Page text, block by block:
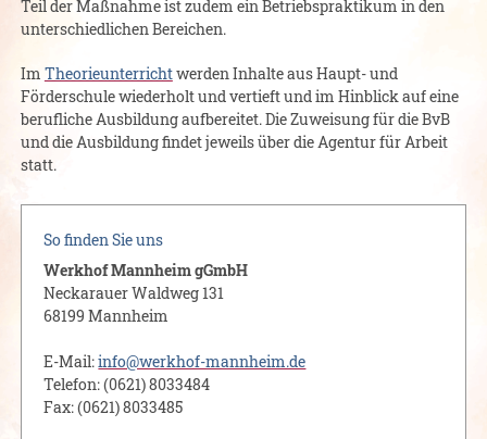
Teil der Maßnahme ist zudem ein Betriebspraktikum in den
unterschiedlichen Bereichen.
Im Theorieunterrichtwerden Inhalte aus Haupt- und
Förderschule wiederholt und vertieft und im Hinblick auf eine
berufliche Ausbildung aufbereitet. Die Zuweisung für die BvB
und die Ausbildung findet jeweils über die Agentur für Arbeit
statt.
So finden Sie uns
Werkhof Mannheim gGmbH
Neckarauer Waldweg 131
68199 Mannheim
E-Mail:info@werkhof-mannheim.de
Telefon: (0621) 8033484
Fax: (0621) 8033485